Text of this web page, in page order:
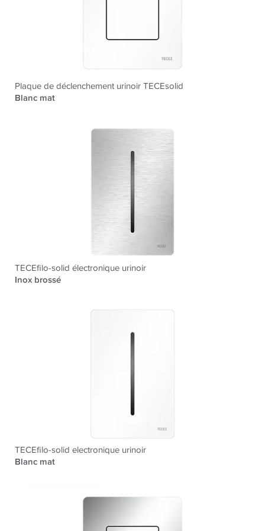
Plaque de déclenchement urinoir TECEsolid
Blanc mat
TECEfilo-solid électronique urinoir
Inox brossé
TECEfilo-solid electronique urinoir
Blanc mat